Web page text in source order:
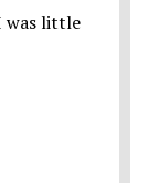
was little